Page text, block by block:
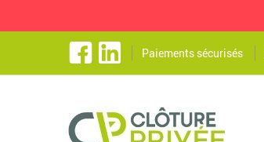
Paiements sécurisés